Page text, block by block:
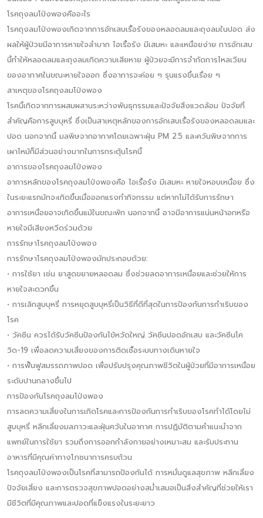
โรคถุงลมโป่งพองคืออะไร
โรคถุงลมโป่งพองเกิดจากการอักเสบเรื้อรังของหลอดลมและถุงลมในปอด ส่ง
ผลให้ผู้ป่วยมีอาการหายใจลำบาก ไอเรื้อรัง มีเสมหะ และเหนื่อยง่าย การอักเสบ
นี้ทำให้หลอดลมและถุงลมเกิดความเสียหาย ผู้ป่วยจะมีการจำกัดการไหลเวียน
ของอากาศในขณะหายใจออก ซึ่งอาการจะค่อย ๆ รุนแรงขึ้นเรื่อย ๆ
สาเหตุของโรคถุงลมโป่งพอง
โรคนี้เกิดจากการผสมผสานระหว่างพันธุกรรมและปัจจัยสิ่งแวดล้อม ปัจจัยที่
สำคัญคือการสูบบุหรี่ ซึ่งเป็นสาเหตุหลักของการอักเสบเรื้อรังของหลอดลมและ
ปอด นอกจากนี้ มลพิษจากอากาศโดยเฉพาะฝุ่น PM 2.5 และควันพิษจากการ
เผาไหม้ก็มีส่วนอย่างมากในการกระตุ้นโรคนี้
อาการของโรคถุงลมโป่งพอง
อาการหลักของโรคถุงลมโป่งพองคือ ไอเรื้อรัง มีเสมหะ หายใจหอบเหนื่อย ซึ่ง
ในระยะแรกมักจะเกิดขึ้นเมื่อออกแรงทำกิจกรรม แต่หากไม่ได้รับการรักษา
อาการเหนื่อยอาจเกิดขึ้นแม้ในขณะพัก นอกจากนี้ อาจมีอาการแน่นหน้าอกหรือ
หายใจมีเสียงหวีดร่วมด้วย
การรักษาโรคถุงลมโป่งพอง
การรักษาโรคถุงลมโป่งพองมักประกอบด้วย:
• การใช้ยา เช่น ยาสูดขยายหลอดลม ซึ่งช่วยลดอาการเหนื่อยและช่วยให้การ
หายใจสะดวกขึ้น
• การเลิกสูบบุหรี่ การหยุดสูบบุหรี่เป็นวิธีที่ดีที่สุดในการป้องกันการกำเริบของ
โรค
• วัคซีน ควรได้รับวัคซีนป้องกันไข้หวัดใหญ่ วัคซีนปอดอักเสบ และวัคซีนโค
วิด-19 เพื่อลดความเสี่ยงของการติดเชื้อระบบทางเดินหายใจ
• การฟื้นฟูสมรรถภาพปอด เพื่อปรับปรุงคุณภาพชีวิตในผู้ป่วยที่มีอาการเหนื่อย
ระดับปานกลางขึ้นไป
การป้องกันโรคถุงลมโป่งพอง
การลดความเสี่ยงในการเกิดโรคและการป้องกันการกำเริบของโรคทำได้โดยไม่
สูบบุหรี่ หลีกเลี่ยงมลภาวะและฝุ่นควันในอากาศ การปฏิบัติตามคำแนะนำจาก
แพทย์ในการใช้ยา รวมถึงการออกกำลังกายอย่างเหมาะสม และรับประทาน
อาหารที่มีคุณค่าทางโภชนาการครบถ้วน
โรคถุงลมโป่งพองเป็นโรคที่สามารถป้องกันได้ การหมั่นดูแลสุขภาพ หลีกเลี่ยง
ปัจจัยเสี่ยง และการตรวจสุขภาพปอดอย่างสม่ำเสมอเป็นสิ่งสำคัญที่ช่วยให้เรา
มีชีวิตที่มีคุณภาพและปอดที่แข็งแรงในระยะยาว